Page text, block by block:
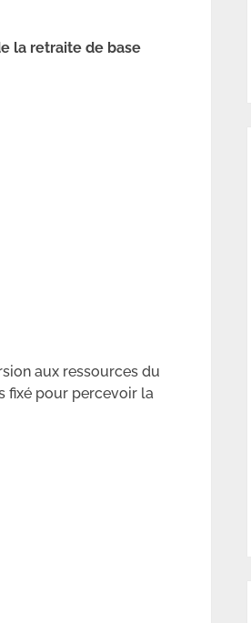
la retraite de base
aux ressources du
fixé pour percevoir la